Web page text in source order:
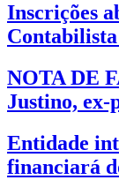
Inscrições
NOTA DE
Justino, ex-
Entidade
financiará